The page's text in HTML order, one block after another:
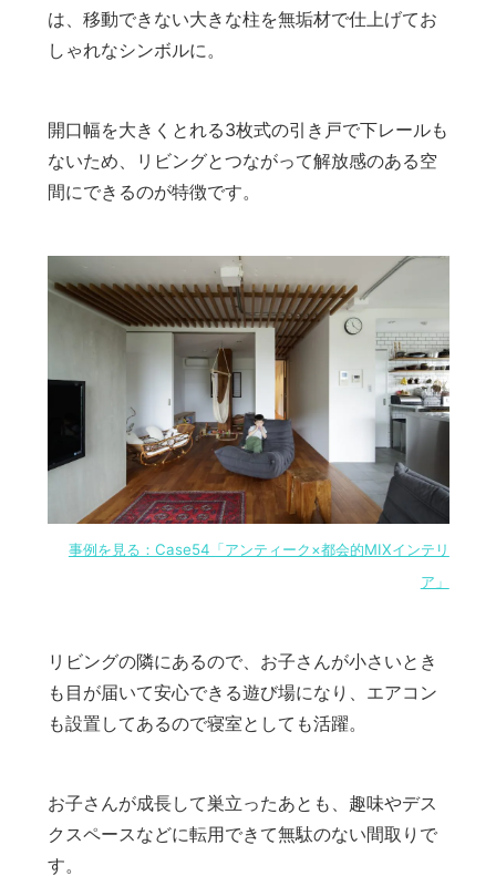
は、移動できない大きな柱を無垢材で仕上げてお
しゃれなシンボルに。
開口幅を大きくとれる3枚式の引き戸で下レールも
ないため、リビングとつながって解放感のある空
間にできるのが特徴です。
事例を見る：Case54「アンティーク×都会的MIXインテリ
ア」
リビングの隣にあるので、お子さんが小さいとき
も目が届いて安心できる遊び場になり、エアコン
も設置してあるので寝室としても活躍。
お子さんが成長して巣立ったあとも、趣味やデス
クスペースなどに転用できて無駄のない間取りで
す。